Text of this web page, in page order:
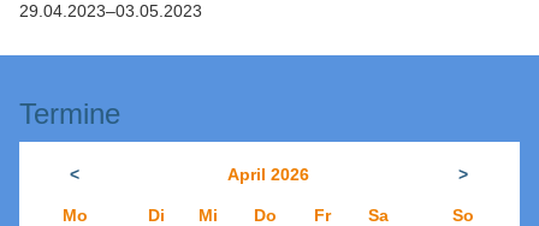
29.04.2023–03.05.2023
Termine
< April 2026 >
Mo Di Mi Do Fr Sa
So